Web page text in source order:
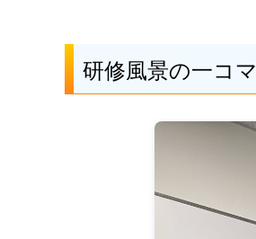
研修風景の一コマ